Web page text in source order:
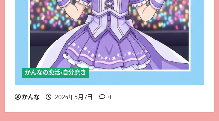
かんなの恋活・自分磨き
かんな 2026年5月7日 0